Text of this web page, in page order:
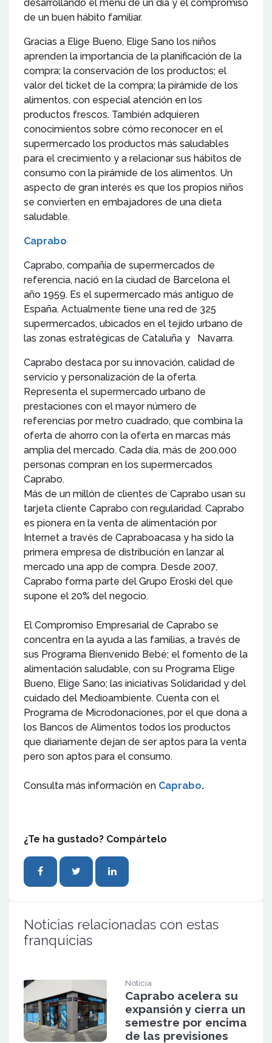
desarrollando el menú de un día y el compromiso
de un buen hábito familiar.
Gracias a Elige Bueno, Elige Sano los niños
aprenden la importancia de la planificación de la
compra; la conservación de los productos; el
valor del ticket de la compra; la pirámide de los
alimentos, con especial atención en los
productos frescos. También adquieren
conocimientos sobre cómo reconocer en el
supermercado los productos más saludables
para el crecimiento y a relacionar sus hábitos de
consumo con la pirámide de los alimentos. Un
aspecto de gran interés es que los propios niños
se convierten en embajadores de una dieta
saludable.
Caprabo
Caprabo, compañía de supermercados de
referencia, nació en la ciudad de Barcelona el
año 1959. Es el supermercado más antiguo de
España. Actualmente tiene una red de 325
supermercados, ubicados en el tejido urbano de
las zonas estratégicas de Cataluña y Navarra.
Caprabo destaca por su innovación, calidad de
servicio y personalización de la oferta.
Representa el supermercado urbano de
prestaciones con el mayor número de
referencias por metro cuadrado, que combina la
oferta de ahorro con la oferta en marcas más
amplia del mercado. Cada día, más de 200.000
personas compran en los supermercados
Caprabo.
Más de un millón de clientes de Caprabo usan su
tarjeta cliente Caprabo con regularidad. Caprabo
es pionera en la venta de alimentación por
Internet a través de Capraboacasa y ha sido la
primera empresa de distribución en lanzar al
mercado una app de compra. Desde 2007,
Caprabo forma parte del Grupo Eroski del que
supone el 20% del negocio.
El Compromiso Empresarial de Caprabo se
concentra en la ayuda a las familias, a través de
sus Programa Bienvenido Bebé; el fomento de la
alimentación saludable, con su Programa Elige
Bueno, Elige Sano; las iniciativas Solidaridad y del
cuidado del Medioambiente. Cuenta con el
Programa de Microdonaciones, por el que dona a
los Bancos de Alimentos todos los productos
que diariamente dejan de ser aptos para la venta
pero son aptos para el consumo.
Consulta más información en Caprabo.
¿Te ha gustado? Compártelo
Noticias relacionadas con estas
franquicias
Noticia
Caprabo acelera su
expansión y cierra un
semestre por encima
de las previsiones